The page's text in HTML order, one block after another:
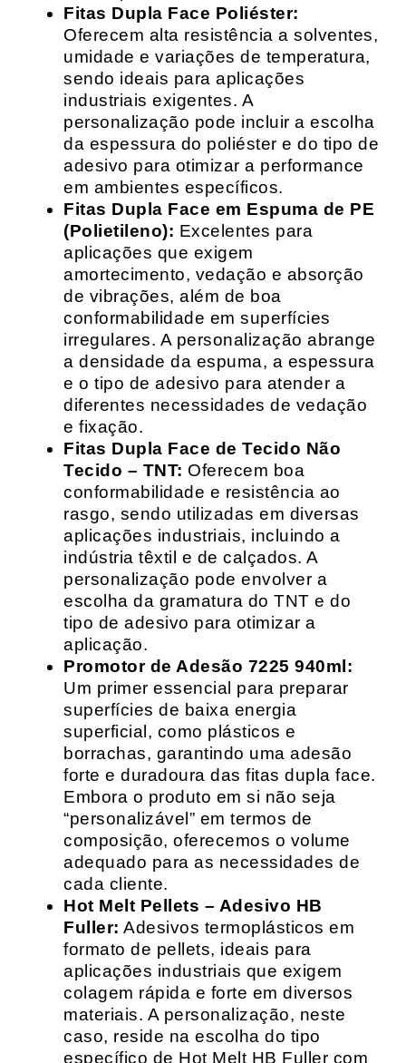
Fitas Dupla Face Poliéster:
Oferecem alta resistência a solventes,
umidade e variações de temperatura,
sendo ideais para aplicações
industriais exigentes. A
personalização pode incluir a escolha
da espessura do poliéster e do tipo de
adesivo para otimizar a performance
em ambientes específicos.
Fitas Dupla Face em Espuma de PE
(Polietileno): Excelentes para
aplicações que exigem
amortecimento, vedação e absorção
de vibrações, além de boa
conformabilidade em superfícies
irregulares. A personalização abrange
a densidade da espuma, a espessura
e o tipo de adesivo para atender a
diferentes necessidades de vedação
e fixação.
Fitas Dupla Face de Tecido Não
Tecido – TNT: Oferecem boa
conformabilidade e resistência ao
rasgo, sendo utilizadas em diversas
aplicações industriais, incluindo a
indústria têxtil e de calçados. A
personalização pode envolver a
escolha da gramatura do TNT e do
tipo de adesivo para otimizar a
aplicação.
Promotor de Adesão 7225 940ml:
Um primer essencial para preparar
superfícies de baixa energia
superficial, como plásticos e
borrachas, garantindo uma adesão
forte e duradoura das fitas dupla face.
Embora o produto em si não seja
“personalizável” em termos de
composição, oferecemos o volume
adequado para as necessidades de
cada cliente.
Hot Melt Pellets – Adesivo HB
Fuller: Adesivos termoplásticos em
formato de pellets, ideais para
aplicações industriais que exigem
colagem rápida e forte em diversos
materiais. A personalização, neste
caso, reside na escolha do tipo
específico de Hot Melt HB Fuller com